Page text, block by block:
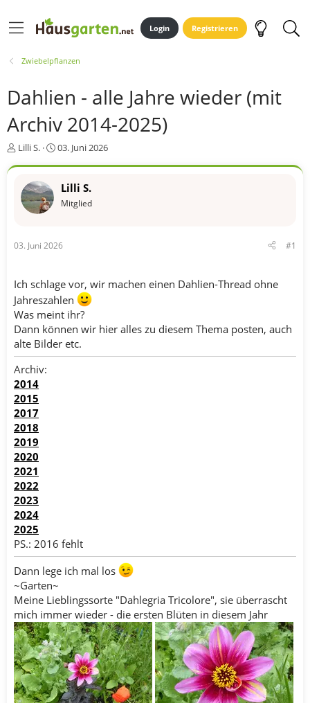
Login Registrieren
Zwiebelpflanzen
Dahlien - alle Jahre wieder (mit
Archiv 2014-2025)
E
e
r
Lilli S.
E
a
03. Juni 2026
Lilli S.
Mitglied
03. Juni 2026 #1
Ich schlage vor, wir machen einen Dahlien-Thread ohne
Jahreszahlen
Was meint ihr?
Dann können wir hier alles zu diesem Thema posten, auch
alte Bilder etc.
Archiv:
2014
2015
2017
2018
2019
2020
2021
2022
2023
2024
2025
PS.: 2016 fehlt
Dann lege ich mal los
~Garten~
Meine Lieblingssorte "Dahlegria Tricolore", sie überrascht
mich immer wieder - die ersten Blüten in diesem Jahr